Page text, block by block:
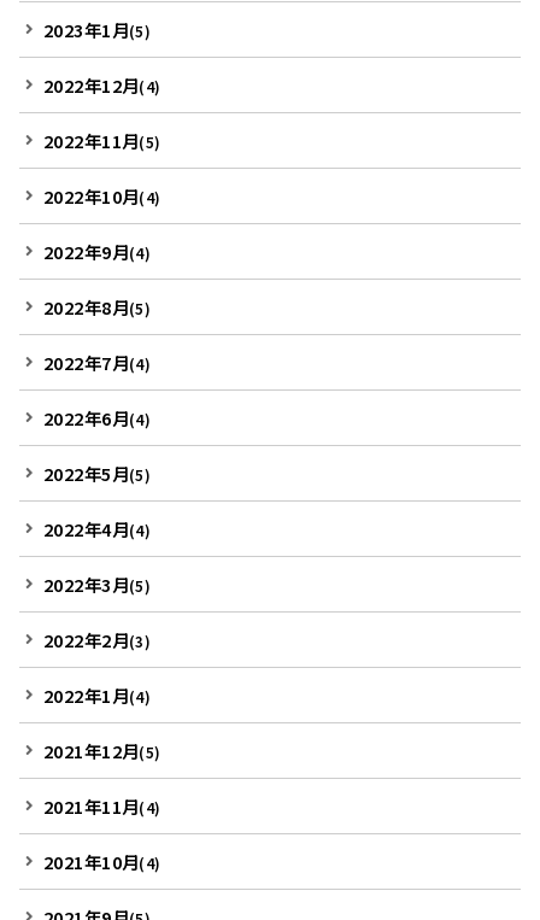
2023年1月(5)
2022年12月(4)
2022年11月(5)
2022年10月(4)
2022年9月(4)
2022年8月(5)
2022年7月(4)
2022年6月(4)
2022年5月(5)
2022年4月(4)
2022年3月(5)
2022年2月(3)
2022年1月(4)
2021年12月(5)
2021年11月(4)
2021年10月(4)